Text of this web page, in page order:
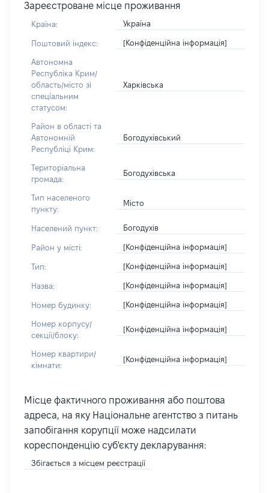
Зареєстроване місце проживання
Країна: Україна
Поштовий індекс: [Конфіденційна інформація]
Автономна
Республіка Крим/
область/місто зі
спеціальним
статусом:
Харківська
Район в області та
Автономній
Республіці Крим:
Богодухівський
Територіальна
громада:
Богодухівська
Тип населеного
пункту:
Місто
Населений пункт: Богодухів
Район у місті: [Конфіденційна інформація]
Тип: [Конфіденційна інформація]
Назва: [Конфіденційна інформація]
Номер будинку: [Конфіденційна інформація]
Номер корпусу/
секції/блоку:
[Конфіденційна інформація]
Номер квартири/
кімнати:
[Конфіденційна інформація]
Місце фактичного проживання або поштова
адреса, на яку Національне агентство з питань
запобігання корупції може надсилати
кореспонденцію суб'єкту декларування:
Збігається з місцем реєстрації